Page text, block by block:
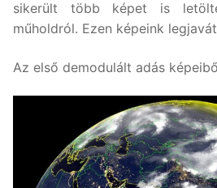
sikerült több képet is
műholdról. Ezen képeink
Az első demodulált adás